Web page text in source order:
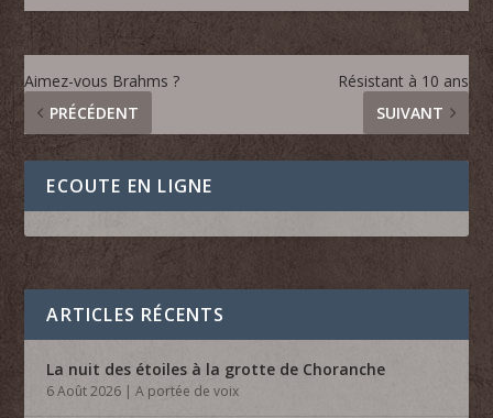
Aimez-vous Brahms ?
PRÉCÉDENT
Résistant à 10 ans
SUIVANT
ECOUTE EN LIGNE
ARTICLES RÉCENTS
La nuit des étoiles à la grotte de Choranche
6 Août 2026 |A portée de voix